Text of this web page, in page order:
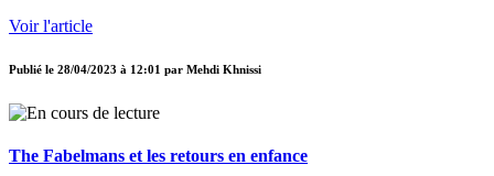
Voir l'article
Publié le 28/04/2023 à 12:01 par Mehdi Khnissi
The Fabelmans et les retours en enfance